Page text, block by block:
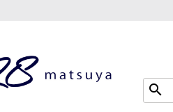
search